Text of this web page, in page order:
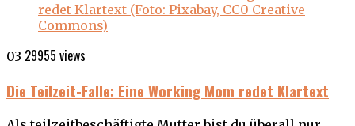
03 29955 views
Die Teilzeit-Falle: Eine Working Mom redet Klartext